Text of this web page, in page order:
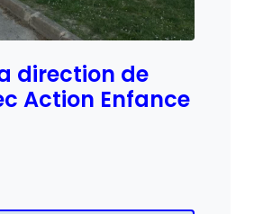
direction de
Action Enfance